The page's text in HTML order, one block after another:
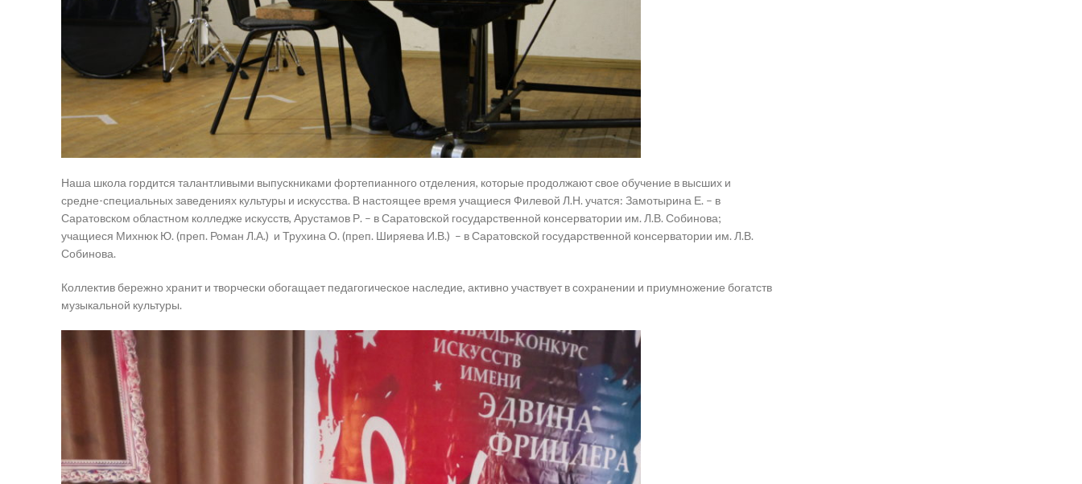
Наша школа гордится талантливыми выпускниками фортепианного отделения, которые продолжают свое обучение в высших и
средне-специальных заведениях культуры и искусства. В настоящее время учащиеся Филевой Л.Н. учатся: Замотырина Е. – в
Саратовском областном колледже искусств, Арустамов Р. – в Саратовской государственной консерватории им. Л.В. Собинова;
учащиеся Михнюк Ю. (преп. Роман Л.А.) и Трухина О. (преп. Ширяева И.В.) – в Саратовской государственной консерватории им. Л.В.
Собинова.
Коллектив бережно хранит и творчески обогащает педагогическое наследие, активно участвует в сохранении и приумножение богатств
музыкальной культуры.